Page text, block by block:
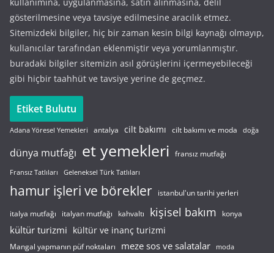
gösterilmesine veya tavsiye edilmesine aracılık etmez.
Sitemizdeki bilgiler, hiç bir zaman kesin bilgi kaynağı olmayıp,
kullanıcılar tarafından eklenmiştir veya yorumlanmıştır.
buradaki bilgiler sitemizin asıl görüşlerini içermeyebileceği
gibi hiçbir taahhüt ve tavsiye yerine de geçmez.
Etiket Bulutu
Adana Yöresel Yemekleri antalya cilt bakımı cilt bakımı ve moda doğa
dünya mutfağı et yemekleri fransız mutfağı
Fransız Tatlıları Geleneksel Türk Tatlıları
hamur işleri ve börekler istanbul'un tarihi yerleri
italya mutfağı italyan mutfağı kahvaltı kişisel bakım konya
kültür turizmi kültür ve inanç turizmi
Mangal yapmanın püf noktaları meze sos ve salatalar moda